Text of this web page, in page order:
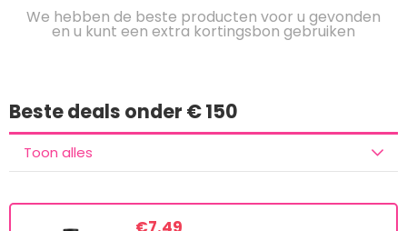
We hebben de beste producten voor u gevonden
en u kunt een extra kortingsbon gebruiken
Beste deals onder € 150
Toon alles